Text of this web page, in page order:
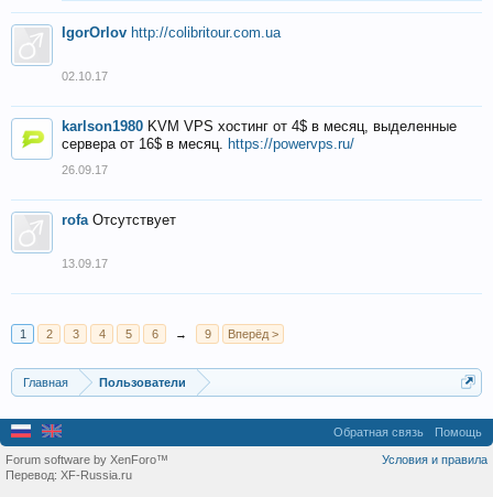
IgorOrlov http://colibritour.com.ua
02.10.17
karlson1980 KVM VPS хостинг от 4$ в месяц, выделенные
сервера от 16$ в месяц. https://powervps.ru/
26.09.17
rofa Отсутствует
13.09.17
1 2 3 4 5 6 → 9 Вперёд >
Главная Пользователи
Обратная связь Помощь
Условия и правила
Forum software by XenForo™
Перевод: XF-Russia.ru